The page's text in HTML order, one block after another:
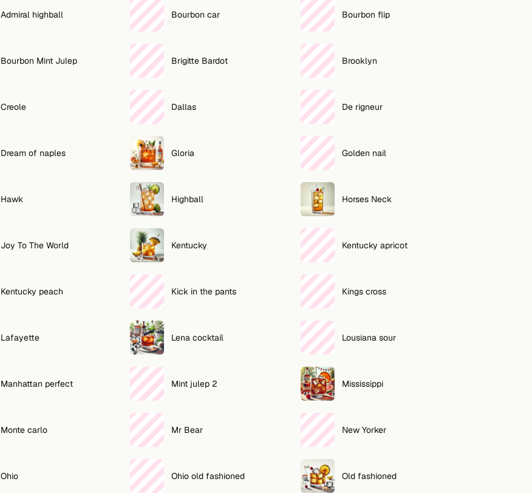
Admiral highball Bourbon car Bourbon flip
Bourbon Mint Julep Brigitte Bardot Brooklyn
Creole Dallas De rigneur
Dream of naples Gloria Golden nail
Hawk Highball Horses Neck
Joy To The World Kentucky Kentucky apricot
Kentucky peach Kick in the pants Kings cross
Lafayette Lena cocktail Lousiana sour
Manhattan perfect Mint julep 2 Mississippi
Monte carlo Mr Bear New Yorker
Ohio Ohio old fashioned Old fashioned